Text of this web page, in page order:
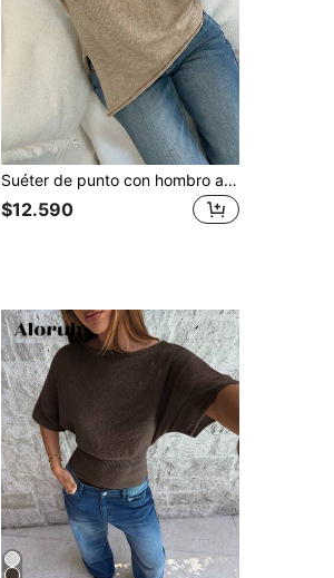
Suéter de punto con hombro asimétrico y manga corta, elegante para mujer, casual para uso diario y vacaciones en la playa
$12.590